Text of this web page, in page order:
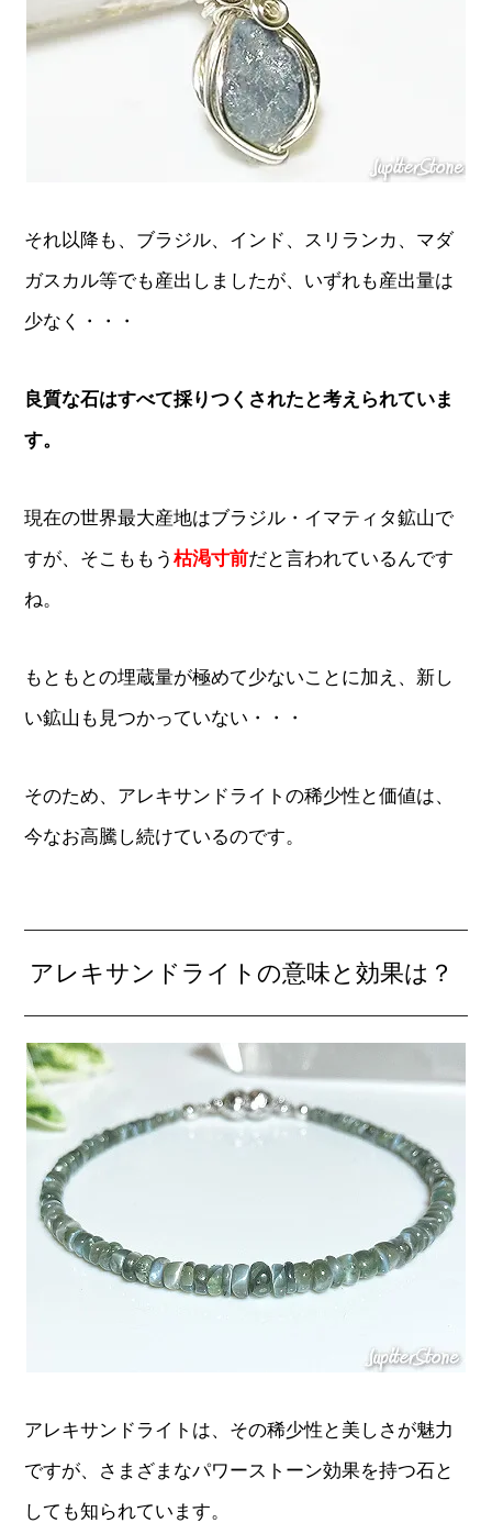
それ以降も、ブラジル、インド、スリランカ、マダ
ガスカル等でも産出しましたが、いずれも産出量は
少なく・・・
良質な石はすべて採りつくされたと考えられていま
す。
現在の世界最大産地はブラジル・イマティタ鉱山で
すが、そこももう枯渇寸前だと言われているんです
ね。
もともとの埋蔵量が極めて少ないことに加え、新し
い鉱山も見つかっていない・・・
そのため、アレキサンドライトの稀少性と価値は、
今なお高騰し続けているのです。
アレキサンドライトの意味と効果は？
アレキサンドライトは、その稀少性と美しさが魅力
ですが、さまざまなパワーストーン効果を持つ石と
しても知られています。